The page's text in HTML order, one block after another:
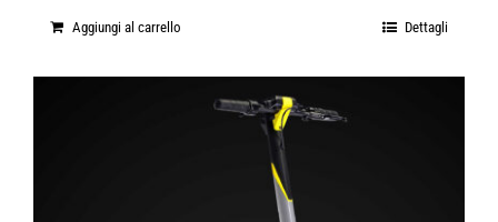
Aggiungi al carrello Dettagli